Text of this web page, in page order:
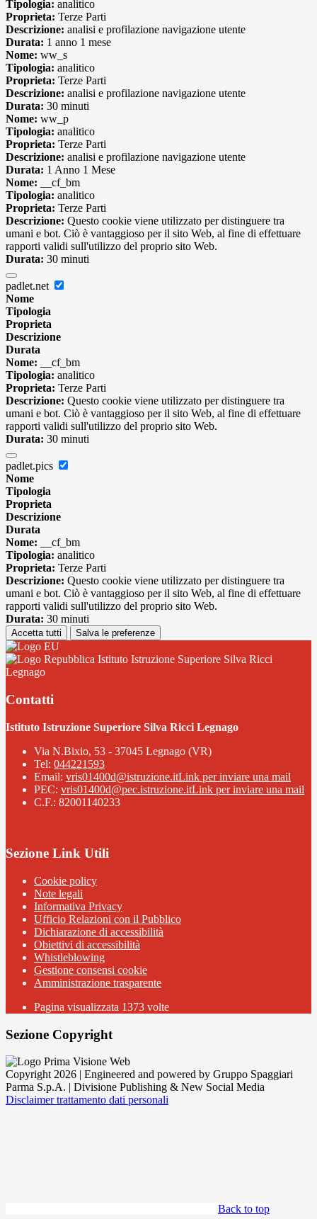
Tipologia: analitico
Proprieta: Terze Parti
Descrizione: analisi e profilazione navigazione utente
Durata: 1 anno 1 mese
Nome: ww_s
Tipologia: analitico
Proprieta: Terze Parti
Descrizione: analisi e profilazione navigazione utente
Durata: 30 minuti
Nome: ww_p
Tipologia: analitico
Proprieta: Terze Parti
Descrizione: analisi e profilazione navigazione utente
Durata: 1 Anno 1 Mese
Nome: __cf_bm
Tipologia: analitico
Proprieta: Terze Parti
Descrizione: Questo cookie viene utilizzato per distinguere tra
umani e bot. Ciò è vantaggioso per il sito Web, al fine di effettuare
rapporti validi sull'utilizzo del proprio sito Web.
Durata: 30 minuti
padlet.net
Nome
Tipologia
Proprieta
Descrizione
Durata
Nome: __cf_bm
Tipologia: analitico
Proprieta: Terze Parti
Descrizione: Questo cookie viene utilizzato per distinguere tra
umani e bot. Ciò è vantaggioso per il sito Web, al fine di effettuare
rapporti validi sull'utilizzo del proprio sito Web.
Durata: 30 minuti
padlet.pics
Nome
Tipologia
Proprieta
Descrizione
Durata
Nome: __cf_bm
Tipologia: analitico
Proprieta: Terze Parti
Descrizione: Questo cookie viene utilizzato per distinguere tra
umani e bot. Ciò è vantaggioso per il sito Web, al fine di effettuare
rapporti validi sull'utilizzo del proprio sito Web.
Durata: 30 minuti
Accetta tutti Salva le preferenze
Istituto Istruzione Superiore Silva Ricci
Legnago
Contatti
Istituto Istruzione Superiore Silva Ricci Legnago
Via N.Bixio, 53 - 37045 Legnago (VR)
Tel: 044221593
Email: vris01400d@istruzione.itLink per inviare una mail
PEC: vris01400d@pec.istruzione.itLink per inviare una mail
C.F.: 82001140233
Sezione Link Utili
Cookie policy
Note legali
Informativa Privacy
Ufficio Relazioni con il Pubblico
Dichiarazione di accessibilità
Obiettivi di accessibilità
Whistleblowing
Gestione consensi cookie
Amministrazione trasparente
Pagina visualizzata 1373 volte
Sezione Copyright
Copyright 2026 | Engineered and powered by Gruppo Spaggiari
Parma S.p.A. | Divisione Publishing & New Social Media
Disclaimer trattamento dati personali
Back to top